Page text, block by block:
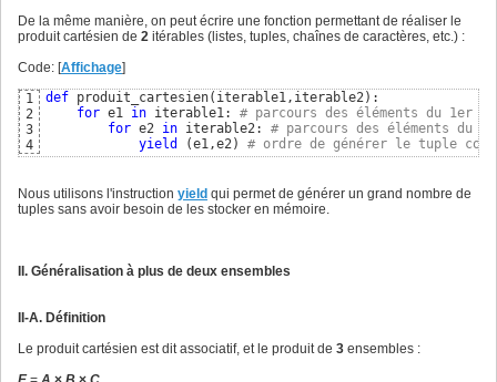
De la même manière, on peut écrire une fonction permettant de réaliser le
produit cartésien de 2 itérables (listes, tuples, chaînes de caractères, etc.) :
Code: [Affichage]
1
2
3
4
def produit_cartesien( iterable1,iterable2 ) :
for e1 in iterable1: # parcours des éléments du 1er
for e2 in iterable2: # parcours des éléments du
yield
(e1,e2 ) # ordre de générer le tuple
Nous utilisons l'instruction yield qui permet de générer un grand nombre de
tuples sans avoir besoin de les stocker en mémoire.
II. Généralisation à plus de deux ensembles
II-A. Définition
Le produit cartésien est dit associatif, et le produit de 3 ensembles :